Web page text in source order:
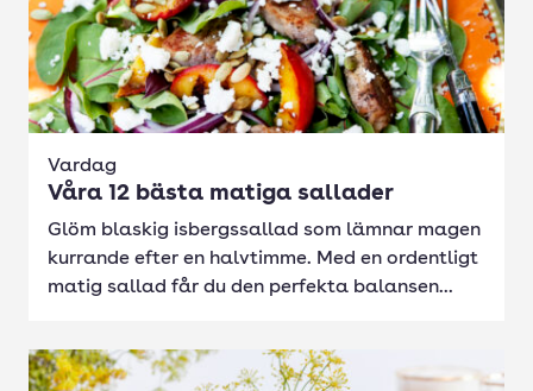
Vardag
Våra 12 bästa matiga sallader
Glöm blaskig isbergssallad som lämnar magen
kurrande efter en halvtimme. Med en ordentligt
matig sallad får du den perfekta balansen...